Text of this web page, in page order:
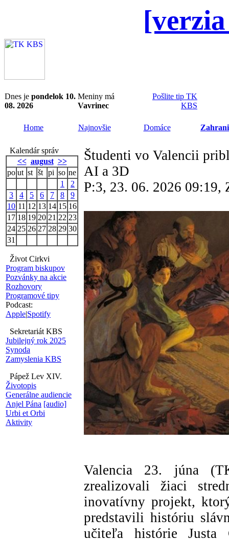
Dnes je pondelok 10.
08. 2026
Meniny má
Vavrinec
Pošlite tip TK
KBS
Home Najnovšie Domáce
Kalendár správ
<< august >>
po ut st št pi so ne
1
2
3
4 5 6 7 8
9
10 11 12 13 14 15 16
17 18 19 20 21 22 23
24 25 26 27 28 29 30
31
Život Cirkvi
Program biskupov
Pozvánky na akcie
Rozhovory
Programové tipy
Podcast:
Apple|Spotify
Sekretariát KBS
Jubilejný rok 2025
Synoda
Zamyslenia KBS
Pápež Lev XIV.
Životopis
Generálne audiencie
Anjel Pána [audio]
Urbi et Orbi
Aktivity
Študenti vo Valencii
AI a 3D
P:3, 23. 06. 2026 09:19,
Valencia 23. júna
zrealizovali žiaci
inovatívny projekt,
predstavili históriu
učiteľa histórie Justa